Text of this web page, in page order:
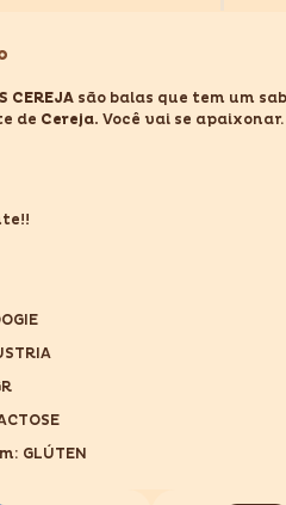
DROPS
CEREJA são balas que tem um
de Cereja. Você vai se apaixonar.
GLÚTEN